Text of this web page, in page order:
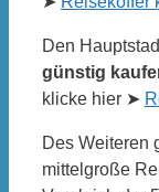
Den
günstig
klicke hier ➤
Des Weiteren
mittelgroße